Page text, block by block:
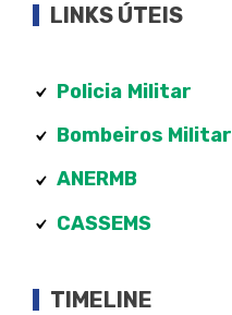
LINKS ÚTEIS
Policia Militar
Bombeiros Militar
ANERMB
CASSEMS
TIMELINE